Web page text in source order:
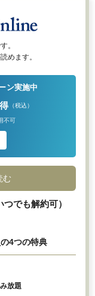
。
めます。
ン実施中
（税込）
不可
む
でも解約可）
4つの特典
放題